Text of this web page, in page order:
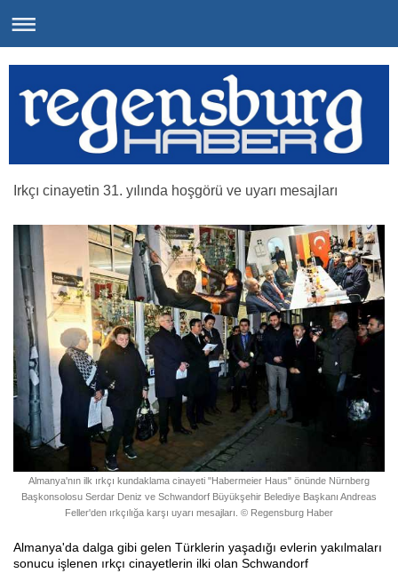
Irkçı cinayetin 31. yılında hoşgörü ve uyarı mesajları
Almanya'nın ilk ırkçı kundaklama cinayeti "Habermeier Haus" önünde Nürnberg
Başkonsolosu Serdar Deniz ve Schwandorf Büyükşehir Belediye Başkanı Andreas
Feller'den ırkçılığa karşı uyarı mesajları. © Regensburg Haber
Almanya'da dalga gibi gelen Türklerin yaşadığı evlerin yakılmaları
sonucu işlenen ırkçı cinayetlerin ilki olan Schwandorf